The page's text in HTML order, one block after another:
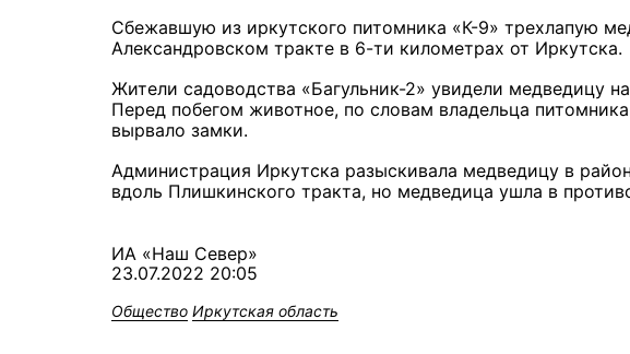
Сбежавшую из иркутского питомника «К-9» трехлапую
Александровском тракте в 6-ти километрах от Иркутска.
Жители садоводства «Багульник-2» увидели медведицу
Перед побегом животное, по словам владельца
вырвало замки.
Администрация Иркутска разыскивала медведицу в
вдоль Плишкинского тракта, но медведица ушла в
ИА «Наш Север»
23.07.2022 20:05
Общество Иркутская область